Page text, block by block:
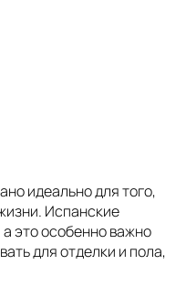
идеально для того,
Испанские
это особенно важно
для отделки и пола,